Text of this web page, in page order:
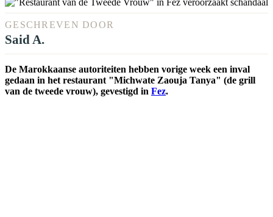
GESCHREVEN DOOR
Said A.
De Marokkaanse autoriteiten hebben vorige week een inval
gedaan in het restaurant "Michwate Zaouja Tanya" (de grill
van de tweede vrouw), gevestigd in Fez.